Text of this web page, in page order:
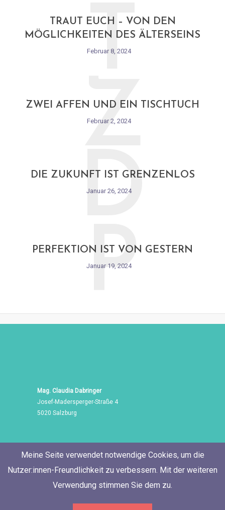
TRAUT EUCH – VON DEN
MÖGLICHKEITEN DES ÄLTERSEINS
Februar 8, 2024
T
ZWEI AFFEN UND EIN TISCHTUCH
Februar 2, 2024
Z
DIE ZUKUNFT IST GRENZENLOS
Januar 26, 2024
D
PERFEKTION IST VON GESTERN
Januar 19, 2024
P
Mag. Claudia Dabringer
Josef-Madersperger-Straße 4
5020 Salzburg
Tel./Fax: +43 662 455 471
Meine Seite verwendet notwendige Cookies, um die
Nutzer:innen-Freundlichkeit zu verbessern. Mit der weiteren
Verwendung stimmen Sie dem zu.